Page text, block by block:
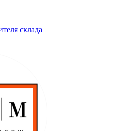
склада